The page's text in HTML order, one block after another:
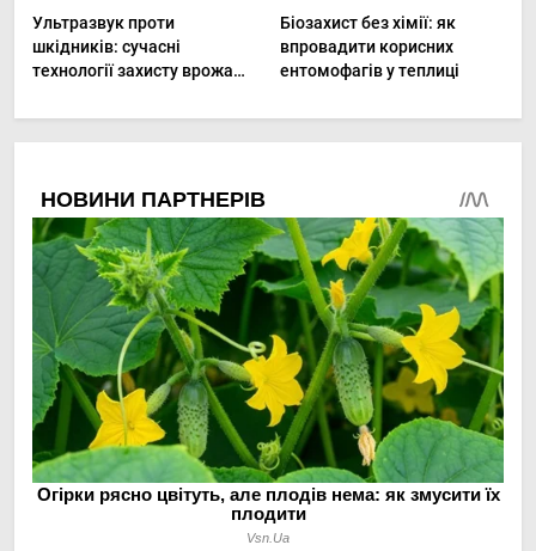
Ультразвук проти
шкідників: сучасні
технології захисту врожаю
Біозахист без хімії: як
впровадити корисних
ентомофагів у теплиці